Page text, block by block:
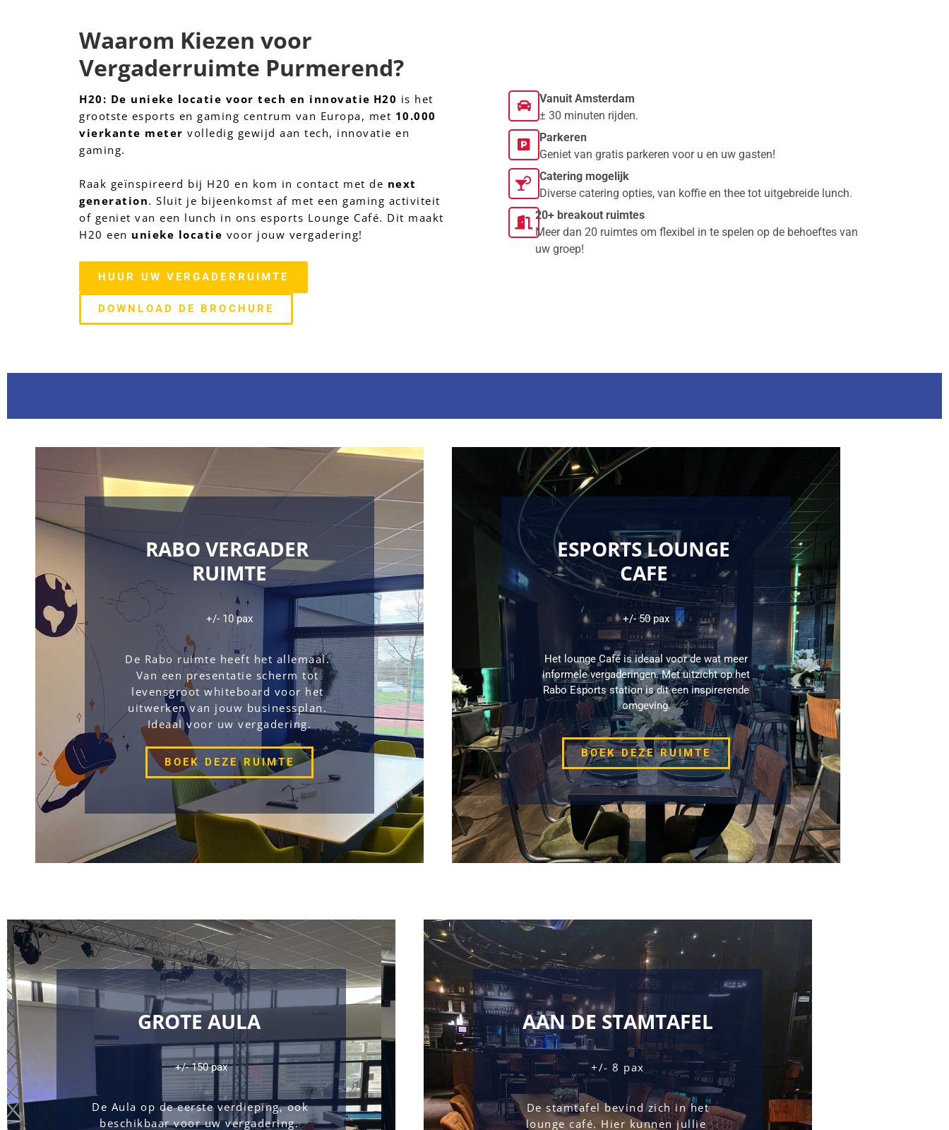
Waarom Kiezen voor
Vergaderruimte Purmerend?
H20: De unieke locatie voor tech en innovatie H20 is het
grootste esports en gaming centrum van Europa, met 10.000
vierkante meter volledig gewijd aan tech, innovatie en
gaming.
Raak geïnspireerd bij H20 en kom in contact met de next
generation. Sluit je bijeenkomst af met een gaming activiteit
of geniet van een lunch in ons esports Lounge Café. Dit maakt
H20 een unieke locatie voor jouw vergadering!
HUUR UW VERGADERRUIMTE
DOWNLOAD DE BROCHURE
Vanuit Amsterdam
± 30 minuten rijden.
Parkeren
Geniet van gratis parkeren voor u en uw gasten!
Catering mogelijk
Diverse catering opties, van koffie en thee tot uitgebreide lunch.
20+ breakout ruimtes
Meer dan 20 ruimtes om flexibel in te spelen op de behoeftes van
uw groep!
RABO VERGADER
RUIMTE
+/- 10 pax
De Rabo ruimte heeft het allemaal.
Van een presentatie scherm tot
levensgroot whiteboard voor het
uitwerken van jouw businessplan.
Ideaal voor uw vergadering.
BOEK DEZE RUIMTE
ESPORTS LOUNGE
CAFE
+/- 50 pax
Het lounge Café is ideaal voor de wat meer
informele vergaderingen. Met uitzicht op het
Rabo Esports station is dit een inspirerende
omgeving.
BOEK DEZE RUIMTE
GROTE AULA
+/- 150 pax
De Aula op de eerste verdieping, ook
beschikbaar voor uw vergadering.
AAN DE STAMTAFEL
+/- 8 pax
lounge café. Hier kunnen jullie